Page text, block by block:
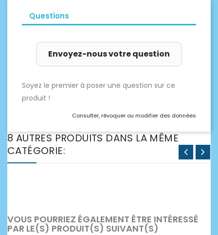
Questions
Envoyez-nous votre question
Soyez le premier à poser une question sur ce
produit !
Consulter, révoquer ou modifier des données
8 AUTRES PRODUITS DANS LA MÊME
CATÉGORIE:
VOUS POURRIEZ ÉGALEMENT ÊTRE INTÉRESSÉ
PAR LE(S) PRODUIT(S) SUIVANT(S)